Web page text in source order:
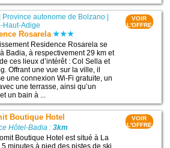
Province autonome de Bolzano
Haut-Adige
Rosarela
Residence Rosarela se
Badia, à respectivement 29 km et
ces lieux d’intérêt : Col Sella et
Offrant une vue sur la ville, il
une connexion Wi-Fi gratuite, un
une terrasse, ainsi qu’un
un bain à ...
VOIR
L'OFFRE
Boutique Hotel
Hôtel-Badia :3km
Boutique Hotel est situé à La
VOIR
L'OFFRE